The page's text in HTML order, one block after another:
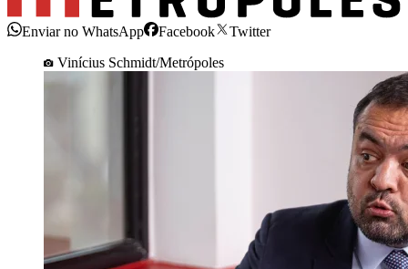
Enviar no WhatsApp Facebook
Twitter
Vinícius Schmidt/Metrópoles